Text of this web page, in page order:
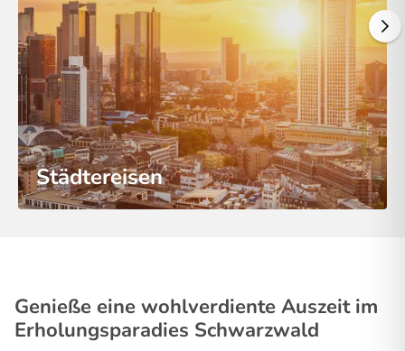
Städtereisen
Genieße eine wohlverdiente Auszeit im
Erholungsparadies Schwarzwald